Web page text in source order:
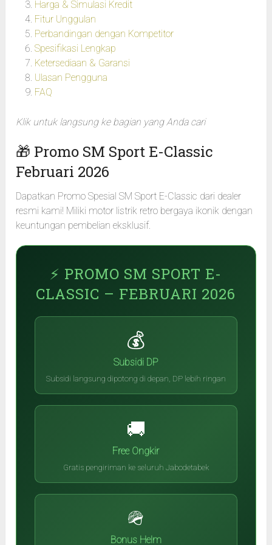
Harga & Simulasi Kredit
Fitur Unggulan
Perbandingan dengan Kompetitor
Spesifikasi Lengkap
Ketersediaan & Garansi
Ulasan Pengguna
FAQ
Klik untuk langsung ke bagian yang Anda cari
🎁 Promo SM Sport E-Classic
Februari 2026
Dapatkan Promo Spesial SM Sport E-Classic dari dealer
resmi kami! Miliki motor listrik retro bergaya ikonik dengan
keuntungan pembelian eksklusif.
⚡ PROMO SM SPORT E-
CLASSIC – FEBRUARI 2026
💰
Subsidi DP
Subsidi langsung dipotong di depan, DP lebih ringan
🚚
Free Ongkir
Gratis pengiriman ke seluruh Jabodetabek
🪖
Bonus Helm